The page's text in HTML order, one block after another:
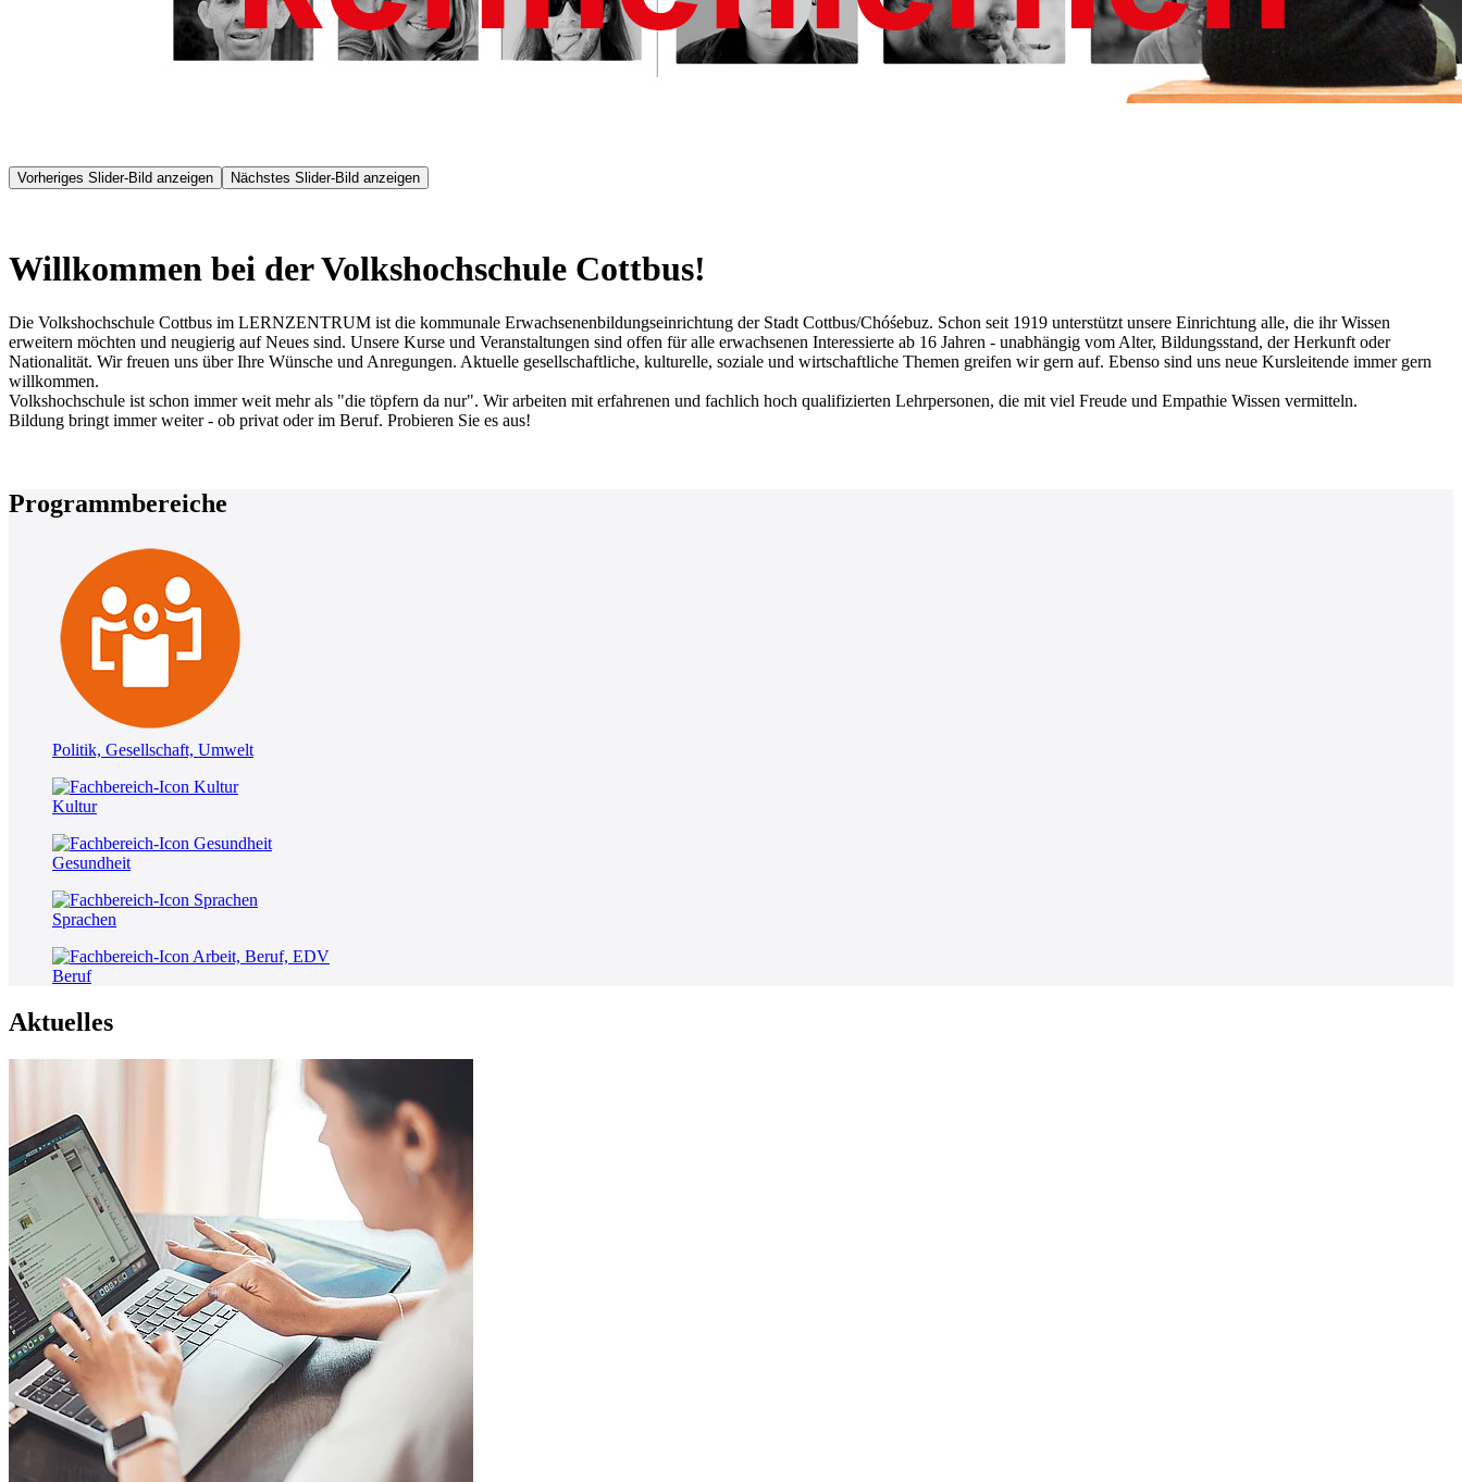
Vorheriges Slider-Bild anzeigen Nächstes Slider-Bild anzeigen
Willkommen bei der Volkshochschule Cottbus!
Die Volkshochschule Cottbus im LERNZENTRUM ist die kommunale Erwachsenenbildungseinrichtung der Stadt Cottbus/Chóśebuz. Schon seit 1919 unterstützt unsere Einrichtung alle, die ihr Wissen
erweitern möchten und neugierig auf Neues sind. Unsere Kurse und Veranstaltungen sind offen für alle erwachsenen Interessierte ab 16 Jahren - unabhängig vom Alter, Bildungsstand, der Herkunft oder
Nationalität. Wir freuen uns über Ihre Wünsche und Anregungen. Aktuelle gesellschaftliche, kulturelle, soziale und wirtschaftliche Themen greifen wir gern auf. Ebenso sind uns neue Kursleitende immer gern
willkommen.
Volkshochschule ist schon immer weit mehr als "die töpfern da nur". Wir arbeiten mit erfahrenen und fachlich hoch qualifizierten Lehrpersonen, die mit viel Freude und Empathie Wissen vermitteln.
Bildung bringt immer weiter - ob privat oder im Beruf. Probieren Sie es aus!
Programmbereiche
Politik, Gesellschaft, Umwelt
Kultur
Gesundheit
Sprachen
Beruf
Aktuelles